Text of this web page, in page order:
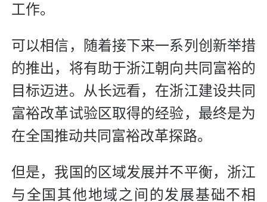
工作。
可以相信，随着接下来一系列创新举措
的推出，将有助于浙江朝向共同富裕的
目标迈进。从长远看，在浙江建设共同
富裕改革试验区取得的经验，最终是为
在全国推动共同富裕改革探路。
但是，我国的区域发展并不平衡，浙江
与全国其他地域之间的发展基础不相